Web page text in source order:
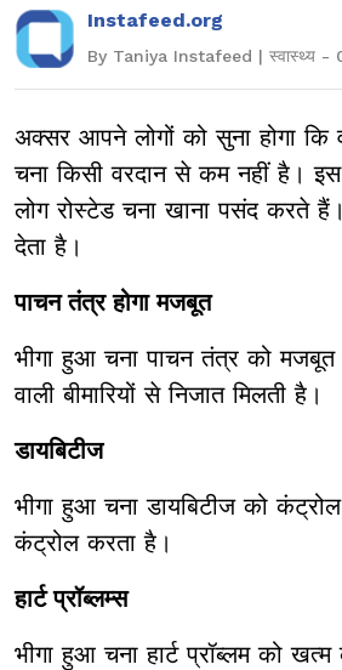
Instafeed.org
By Taniya Instafeed | स्वास्थ्य -
अक्सर आपने लोगों को सुना होगा
चना किसी वरदान से कम नहीं है।
लोग रोस्टेड चना खाना पसंद करते
देता है।
पाचन तंत्र होगा मजबूत
भीगा हुआ चना पाचन तंत्र को
वाली बीमारियों से निजात मिलती है।
डायबिटीज
भीगा हुआ चना डायबिटीज को
कंट्रोल करता है।
हार्ट प्रॉब्लम्स
भीगा हुआ चना हार्ट प्रॉब्लम को